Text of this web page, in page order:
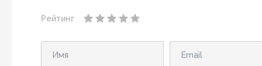
Рейтинг